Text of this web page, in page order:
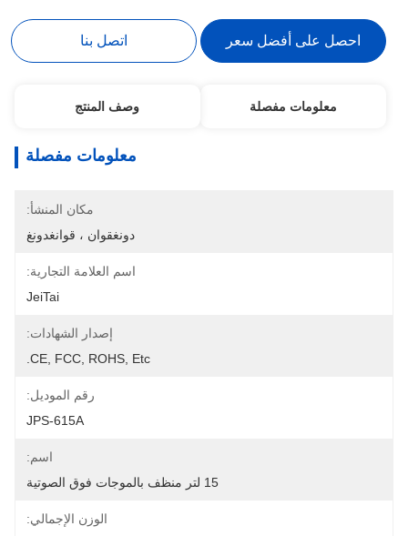
احصل على أفضل سعر اتصل بنا
معلومات مفصلة وصف المنتج
معلومات مفصلة
مكان المنشأ:
دونغقوان ، قوانغدونغ
اسم العلامة التجارية:
JeiTai
إصدار الشهادات:
CE, FCC, ROHS, Etc.
رقم الموديل:
JPS-615A
اسم:
15 لتر منظف بالموجات فوق الصوتية
الوزن الإجمالي: